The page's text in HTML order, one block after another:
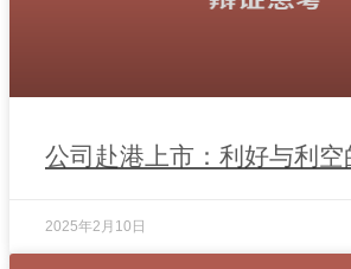
公司赴港上市：利好与利空
2025年2月10日